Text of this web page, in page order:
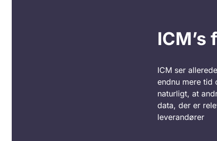
ICM ser
endnu mere tid
naturligt, at
data, der er
leverandører